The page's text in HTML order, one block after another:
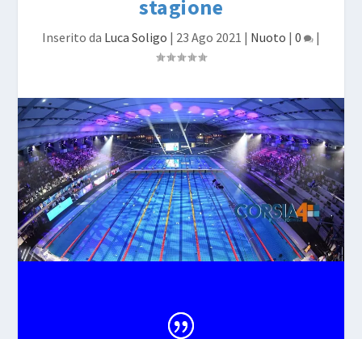
stagione
Inserito da Luca Soligo | 23 Ago 2021 | Nuoto | 0 |